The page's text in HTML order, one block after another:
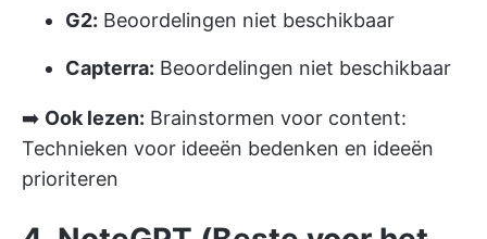
G2: Beoordelingen niet beschikbaar
Capterra: Beoordelingen niet beschikbaar
➡️ Ook lezen: Brainstormen voor content:
Technieken voor ideeën bedenken en ideeën
prioriteren